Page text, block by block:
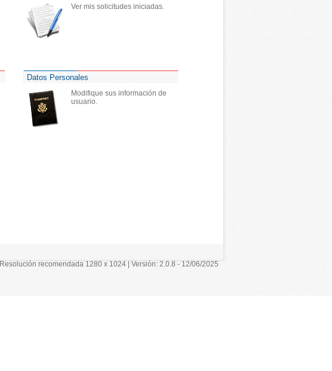
Ver mis solicitudes iniciadas.
Datos Personales
Modifique sus información de
usuario.
Resolución recomendada 1280 x 1024 | Versión: 2.0.8 - 12/06/2025